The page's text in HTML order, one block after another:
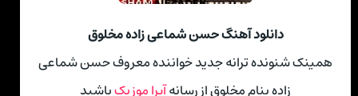
دانلود آهنگ حسن شماعی زاده مخلوق
همینک شنونده ترانه جدید خواننده معروف حسن شماعی
زاده بنام مخلوق از رسانهآپرا موزیکباشید